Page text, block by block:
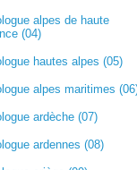
alpes de haute
(04)
hautes alpes (05)
alpes maritimes
ardèche (07)
ardennes (08)